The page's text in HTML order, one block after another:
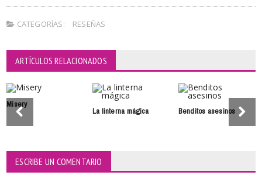
CATEGORÍAS: RESEÑAS
ARTÍCULOS RELACIONADOS
Misery
La linterna mágica Benditos asesinos
ESCRIBE UN COMENTARIO